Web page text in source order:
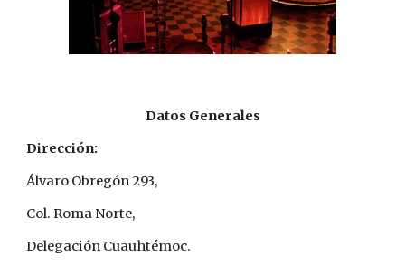
Datos Generales
Dirección:
Álvaro Obregón 293,
Col. Roma Norte,
Delegación Cuauhtémoc.